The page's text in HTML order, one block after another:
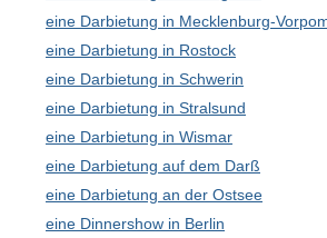
eine Darbietung in Mecklenburg-
eine Darbietung in Rostock
eine Darbietung in Schwerin
eine Darbietung in Stralsund
eine Darbietung in Wismar
eine Darbietung auf dem Darß
eine Darbietung an der Ostsee
eine Dinnershow in Berlin